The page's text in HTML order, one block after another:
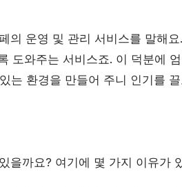
의 운영 및 관리 서비스를 말해
도와주는 서비스죠. 이 덕분에
는 환경을 만들어 주니 인기를
을까요? 여기에 몇 가지 이유가